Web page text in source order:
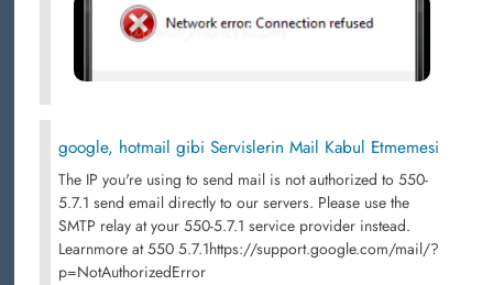
google, hotmail gibi Servislerin Mail Kabul Etmemesi
The IP you're using to send mail is not authorized to 550-
5.7.1 send email directly to our servers. Please use the
SMTP relay at your 550-5.7.1 service provider instead.
Learnmore at 550 5.7.1https://support.google.com/mail/?
p=NotAuthorizedError